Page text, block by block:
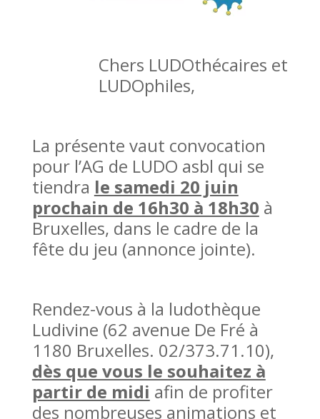
Chers LUDOthécaires et
LUDOphiles,
La présente vaut convocation
pour l’AG de LUDO asbl qui se
tiendra le samedi 20 juin
prochain de 16h30 à 18h30 à
Bruxelles, dans le cadre de la
fête du jeu (annonce jointe).
Rendez-vous à la ludothèque
Ludivine (62 avenue De Fré à
1180 Bruxelles. 02/373.71.10),
dès que vous le souhaitez à
partir de midi afin de profiter
des nombreuses animations et